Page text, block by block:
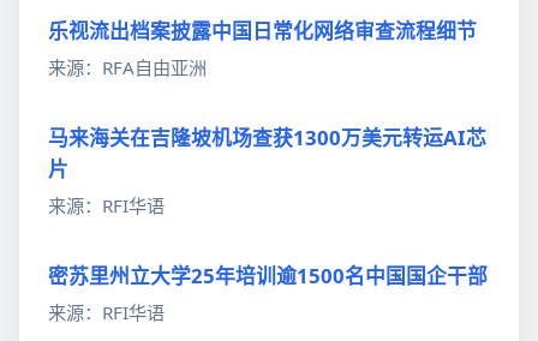
乐视流出档案披露中国日常化网络审查流程细节
来源：RFA自由亚洲
马来海关在吉隆坡机场查获1300万美元转运AI芯
片
来源：RFI华语
密苏里州立大学25年培训逾1500名中国国企干部
来源：RFI华语